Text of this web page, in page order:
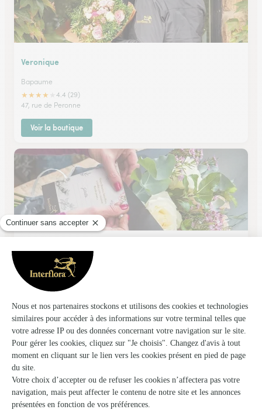
Veronique
Bapaume
★★★★
4.4 (29)
47, rue de Peronne
Voir la boutique
Au Gardenia
Douai
★★
3.9 (187)
814, rue du Faubourg de Paris
Voir la boutique